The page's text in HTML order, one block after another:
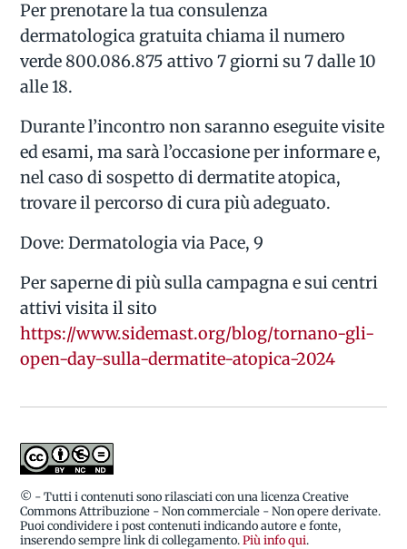
Per prenotare la tua consulenza
dermatologica gratuita chiama il numero
verde 800.086.875 attivo 7 giorni su 7 dalle 10
alle 18.
Durante l’incontro non saranno eseguite visite
ed esami, ma sarà l’occasione per informare e,
nel caso di sospetto di dermatite atopica,
trovare il percorso di cura più adeguato.
Dove: Dermatologia via Pace, 9
Per saperne di più sulla campagna e sui centri
attivi visita il sito
https://www.sidemast.org/blog/tornano-gli-
open-day-sulla-dermatite-atopica-2024
© - Tutti i contenuti sono rilasciati con una licenza Creative
Commons Attribuzione - Non commerciale - Non opere derivate.
Puoi condividere i post contenuti indicando autore e fonte,
inserendo sempre link di collegamento.Più info qui.